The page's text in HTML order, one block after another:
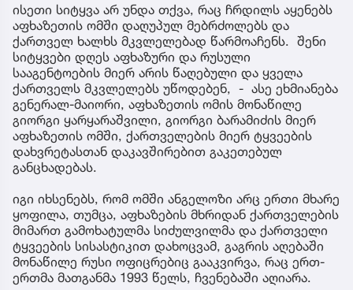
ისეთი სიტყვა არ უნდა თქვა, რაც ჩრდილს აყენებს
აფხაზეთის ომში დაღუპულ მებრძოლებს და
ქართველ ხალხს მკვლელებად წარმოაჩენს. შენი
სიტყვები დღეს აფხაზური და რუსული
სააგენტოების მიერ არის წაღებული და ყველა
ქართველს მკვლელებს უწოდებენ, - ასე ეხმიანება
გენერალ-მაიორი, აფხაზეთის ომის მონაწილე
გიორგი ყარყარაშვილი, გიორგი ბარამიძის მიერ
აფხაზეთის ომში, ქართველების მიერ ტყვეების
დახვრეტასთან დაკავშირებით გაკეთებულ
განცხადებას.
იგი იხსენებს, რომ ომში ანგელოზი არც ერთი მხარე
ყოფილა, თუმცა, აფხაზების მხრიდან ქართველების
მიმართ გამოხატულმა სიძულვილმა და ქართველი
ტყვეების სისასტიკით დახოცვამ, გაგრის აღებაში
მონაწილე რუსი ოფიცრებიც გააკვირვა, რაც ერთ-
ერთმა მათგანმა 1993 წელს, ჩვენებაში აღიარა.